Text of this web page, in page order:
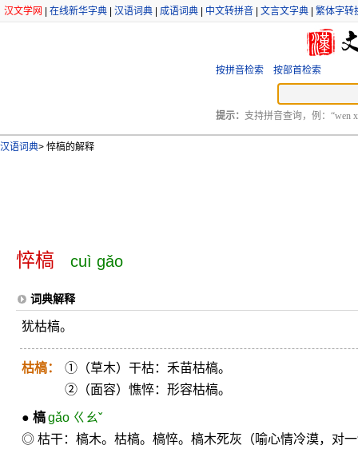
汉文学网 在线新华字典 汉语词典 成语词典 中文转拼音 文言文字典 繁体字转
按拼音检索 按部首检索
提示： 支持拼音查询，例：“wen
汉语词典> 悴槁的解释
悴槁 cuì gǎo
词典解释
犹枯槁。
枯槁：
①（草木）干枯：禾苗枯槁。
②（面容）憔悴：形容枯槁。
● 槁gǎo ㄍㄠˇ
◎ 枯干：槁木。枯槁。槁悴。槁木死灰（喻心情冷漠，对